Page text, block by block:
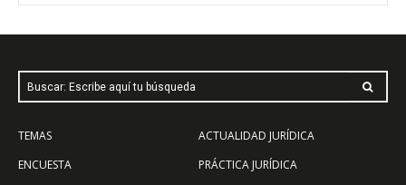
Buscar: Escribe aquí tu búsqueda
TEMAS
ENCUESTA
ACTUALIDAD JURÍDICA
PRÁCTICA JURÍDICA